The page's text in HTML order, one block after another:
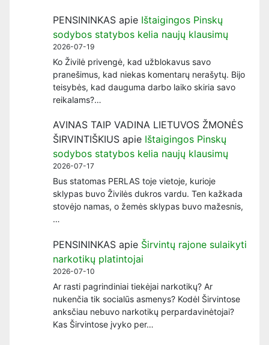
PENSININKAS apie Ištaigingos Pinskų
sodybos statybos kelia naujų klausimų
2026-07-19
Ko Živilė privengė, kad užblokavus savo
pranešimus, kad niekas komentarų nerašytų. Bijo
teisybės, kad dauguma darbo laiko skiria savo
reikalams?…
AVINAS TAIP VADINA LIETUVOS ŽMONĖS
ŠIRVINTIŠKIUS apie Ištaigingos Pinskų
sodybos statybos kelia naujų klausimų
2026-07-17
Bus statomas PERLAS toje vietoje, kurioje
sklypas buvo Živilės dukros vardu. Ten kažkada
stovėjo namas, o žemės sklypas buvo mažesnis,
…
PENSININKAS apie Širvintų rajone sulaikyti
narkotikų platintojai
2026-07-10
Ar rasti pagrindiniai tiekėjai narkotikų? Ar
nukenčia tik socialūs asmenys? Kodėl Širvintose
anksčiau nebuvo narkotikų perpardavinėtojai?
Kas Širvintose įvyko per…